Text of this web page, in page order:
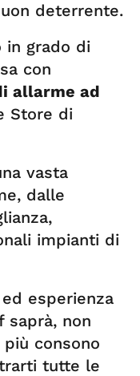
deterrente.
in grado di
con
allarme ad
Store di
vasta
dalle
impianti di
esperienza
saprà, non
consono
tutte le